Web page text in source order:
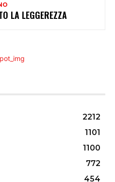
LA LEGGEREZZA
2212
1101
1100
772
454